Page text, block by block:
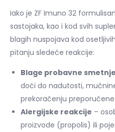
Iako je ZF Imuno 32
sastojaka, kao i kod svih
blagih nuspojava kod
pitanju sledeće reakcije:
Blage probavne smetnje
doći do nadutosti,
prekoračenju
Alergijske reakcije –
proizvode (propolis) ili